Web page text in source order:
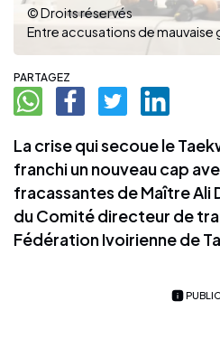
© Droits réservés
PARTAGEZ
La crise qui secoue le
franchi un nouveau cap
fracassantes de Maître Ali
du Comité directeur de
Fédération Ivoirienne de